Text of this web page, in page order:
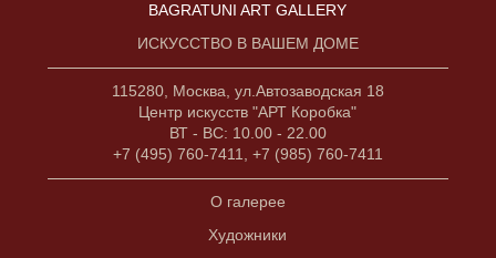
BAGRATUNI ART GALLERY
ИСКУССТВО В ВАШЕМ ДОМЕ
115280, Москва, ул.Автозаводская 18
Центр искусств "АРТ Коробка"
ВТ - ВС: 10.00 - 22.00
+7 (495) 760-7411, +7 (985) 760-7411
О галерее
Художники